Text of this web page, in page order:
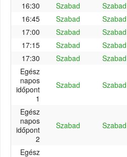
16:30 Szabad Szabad
16:45
Szabad Szabad
17:00
Szabad Szabad
17:15
Szabad Szabad
17:30
Szabad Szabad
Egész
napos
időpont
1
Szabad Szabad
Egész
napos
időpont
2
Szabad Szabad
Egész